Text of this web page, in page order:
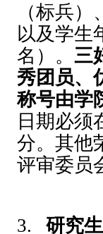
（标兵
以及学生
名）。三
秀团员、
称号由学
日期必须
分。其他
评审委员
3.
研究